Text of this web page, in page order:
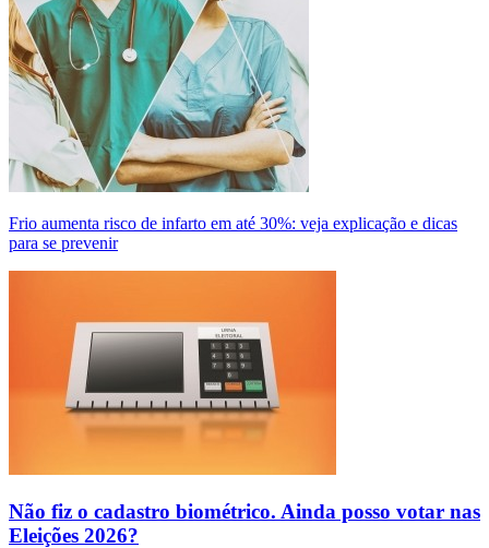
Frio aumenta risco de infarto em até 30%: veja explicação e dicas
para se prevenir
Não fiz o cadastro biométrico. Ainda posso votar nas
Eleições 2026?